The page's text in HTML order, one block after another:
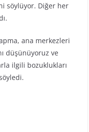
söylüyor. Diğer her
ana merkezleri
düşünüyoruz ve
ilgili bozuklukları